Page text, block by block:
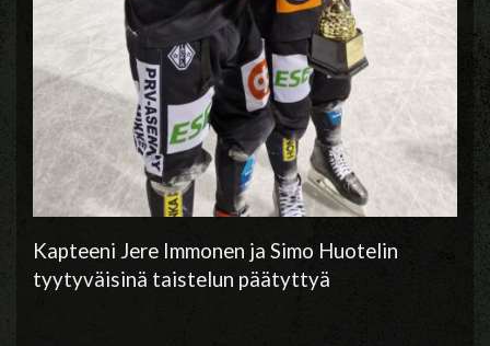
Kapteeni Jere Immonen ja Simo Huotelin
tyytyväisinä taistelun päätyttyä